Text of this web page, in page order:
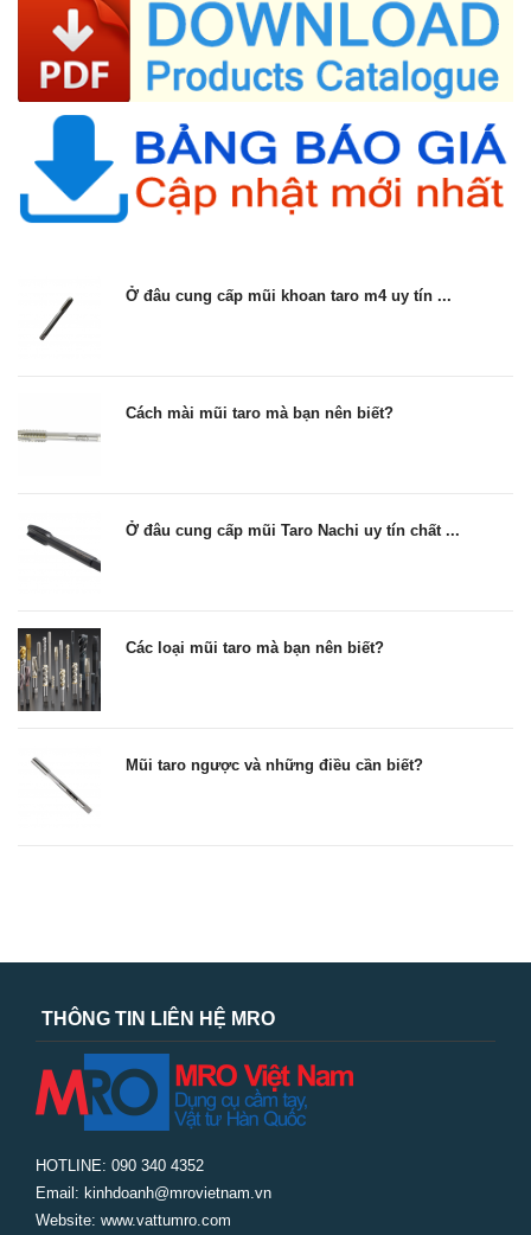
Ở đâu cung cấp mũi khoan taro m4 uy tín ...
Cách mài mũi taro mà bạn nên biết?
Ở đâu cung cấp mũi Taro Nachi uy tín chất ...
Các loại mũi taro mà bạn nên biết?
Mũi taro ngược và những điều cần biết?
THÔNG TIN LIÊN HỆ MRO
HOTLINE: 090 340 4352
Email: kinhdoanh@mrovietnam.vn
Website: www.vattumro.com